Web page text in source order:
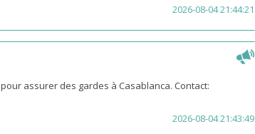
2026-08-04 21:44:21
assurer des gardes à Casablanca. Contact:
2026-08-04 21:43:49